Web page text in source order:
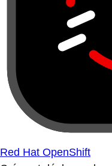
Red Hat OpenShift